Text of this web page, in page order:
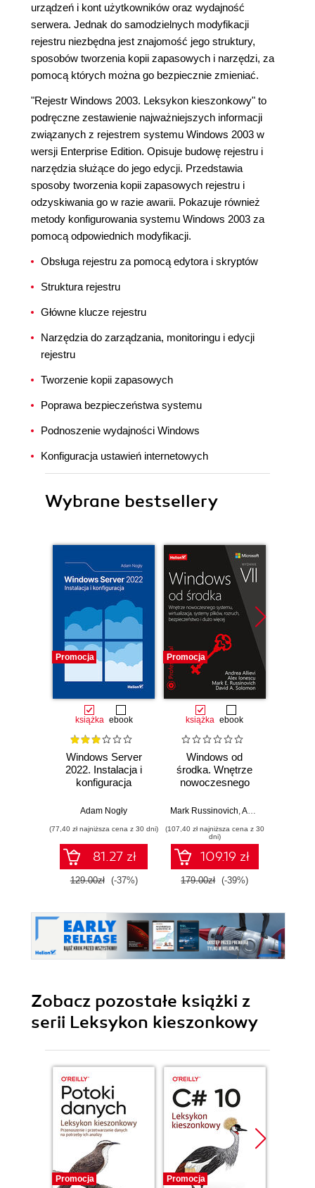
urządzeń i kont użytkowników oraz wydajność
serwera. Jednak do samodzielnych modyfikacji
rejestru niezbędna jest znajomość jego struktury,
sposobów tworzenia kopii zapasowych i narzędzi, za
pomocą których można go bezpiecznie zmieniać.
"Rejestr Windows 2003. Leksykon kieszonkowy" to
podręczne zestawienie najważniejszych informacji
związanych z rejestrem systemu Windows 2003 w
wersji Enterprise Edition. Opisuje budowę rejestru i
narzędzia służące do jego edycji. Przedstawia
sposoby tworzenia kopii zapasowych rejestru i
odzyskiwania go w razie awarii. Pokazuje również
metody konfigurowania systemu Windows 2003 za
pomocą odpowiednich modyfikacji.
Obsługa rejestru za pomocą edytora i skryptów
Struktura rejestru
Główne klucze rejestru
Narzędzia do zarządzania, monitoringu i edycji
rejestru
Tworzenie kopii zapasowych
Poprawa bezpieczeństwa systemu
Podnoszenie wydajności Windows
Konfiguracja ustawień internetowych
Wybrane bestsellery
Promocja
książka ebook
Windows Server
2022. Instalacja i
konfiguracja
Adam Nogły
(77,40 zł najniższa cena z 30 dni)
81.27 zł
129.00zł (-37%)
Promocja
książka ebook
Windows od
środka. Wnętrze
nowoczesnego
wirtualizacja,
rozruch,
bezpieczeństwo i
dużo więcej.
Wydanie VII
Mark Russinovich,Andrea Allievi
(107,40 zł najniższa cena z 30
dni)
109.19 zł
179.00zł (-39%)
Zobacz pozostałe książki z
serii Leksykon kieszonkowy
Promocja Promocja